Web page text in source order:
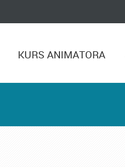
KURS ANIMATORA